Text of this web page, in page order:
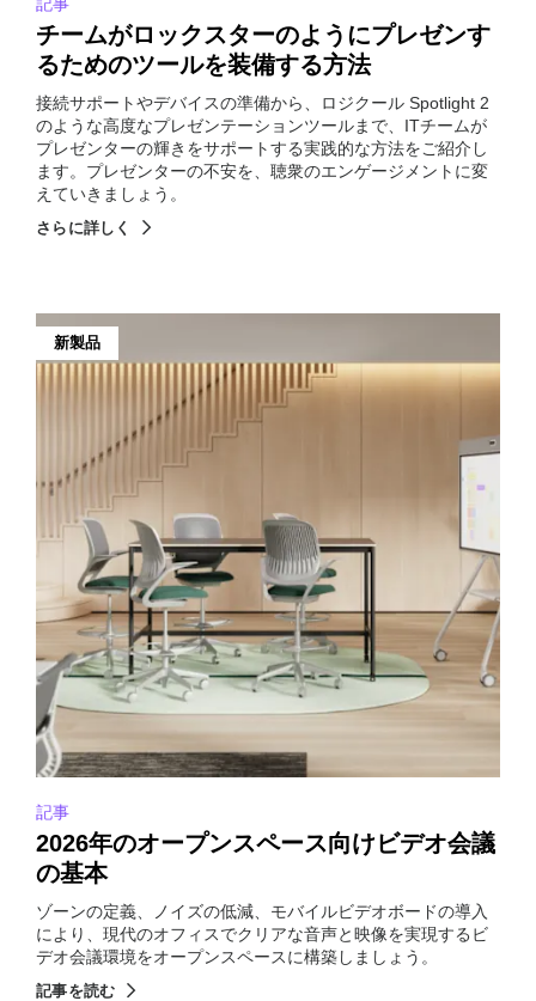
チームがロックスターのようにプレゼンす
るためのツールを装備する方法
接続サポートやデバイスの準備から、ロジクール Spotlight 2
のような高度なプレゼンテーションツールまで、ITチームが
プレゼンターの輝きをサポートする実践的な方法をご紹介し
ます。プレゼンターの不安を、聴衆のエンゲージメントに変
えていきましょう。
さらに詳しく
新製品
記事
2026年のオープンスペース向けビデオ会議
の基本
ゾーンの定義、ノイズの低減、モバイルビデオボードの導入
により、現代のオフィスでクリアな音声と映像を実現するビ
デオ会議環境をオープンスペースに構築しましょう。
記事を読む